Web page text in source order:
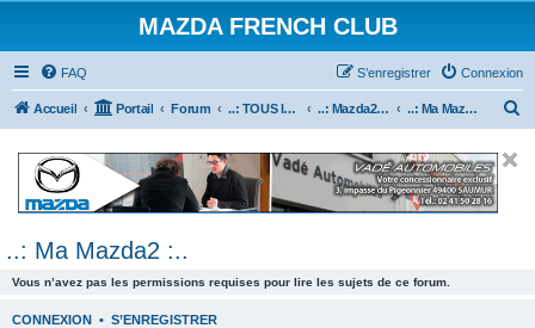
MAZDA FRENCH CLUB
FAQ Connexion
S’enregistrer
Accueil Portail Forum ..: TOUS les Véhicules MAZDA :.. ..: Mazda2 :.. ..: Ma Mazda2 :..
..: Ma Mazda2 :..
Vous n’avez pas les permissions requises pour lire les sujets de ce forum.
CONNEXION • S’ENREGISTRER